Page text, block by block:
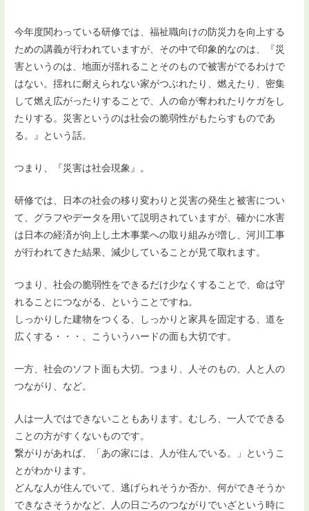
今年度関わっている研修では、福祉職向けの防災力を向上する
ための講義が行われていますが、その中で印象的なのは、『災
害というのは、地面が揺れることそのもので被害がでるわけで
はない。揺れに耐えられない家がつぶれたり、燃えたり、密集
して燃え広がったりすることで、人の命が奪われたりケガをし
たりする。災害というのは社会の脆弱性がもたらすものであ
る。』という話。
つまり、『災害は社会現象』。
研修では、日本の社会の移り変わりと災害の発生と被害につい
て、グラフやデータを用いて説明されていますが、確かに水害
は日本の経済が向上し土木事業への取り組みが増し、河川工事
が行われてきた結果、減少していることが見て取れます。
つまり、社会の脆弱性をできるだけ少なくすることで、命は守
れることにつながる、ということですね。
しっかりした建物をつくる、しっかりと家具を固定する、道を
広くする・・・、こういうハードの面も大切です。
一方、社会のソフト面も大切。つまり、人そのもの、人と人の
つながり、など。
人は一人ではできないこともあります。むしろ、一人でできる
ことの方がすくないものです。
繋がりがあれば、「あの家には、人が住んでいる。」というこ
とがわかります。
どんな人が住んでいて、逃げられそうか否か、何ができそうか
できなさそうかなど、人の日ごろのつながりでいざという時に